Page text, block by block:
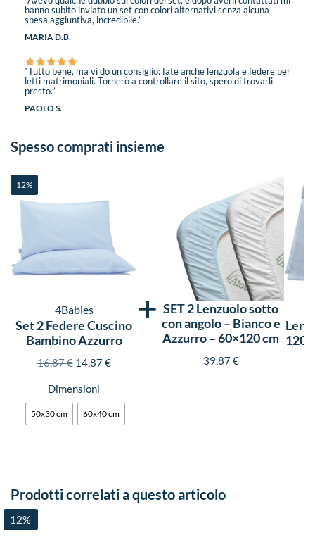
hanno subito inviato un set con colori alternativi senza alcuna
spesa aggiuntiva, incredibile.”
MARIA D.B.
“Tutto bene, ma vi do un consiglio: fate anche lenzuola e federe per
letti matrimoniali. Tornerò a controllare il sito, spero di trovarli
presto.”
PAOLO S.
Spesso comprati insieme
12%
4Babies
Set 2 Federe Cuscino
Bambino Azzurro
16,87€ 14,87€
Dimensioni
50x30 cm 60x40 cm
+ SET 2 Lenzuolo sotto
con angolo – Bianco e
Azzurro – 60×120 cm
39,87€
Prodotti correlati a questo articolo
12%